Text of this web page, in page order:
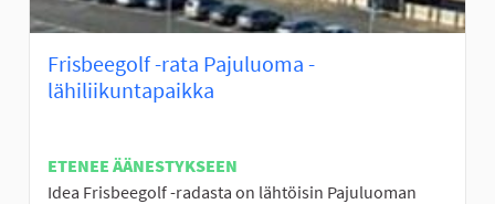
Frisbeegolf -rata Pajuluoma -
lähiliikuntapaikka
ETENEE ÄÄNESTYKSEEN
Idea Frisbeegolf -radasta on lähtöisin Pajuluoman